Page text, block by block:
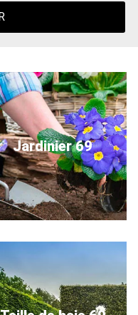
Jardinier 69